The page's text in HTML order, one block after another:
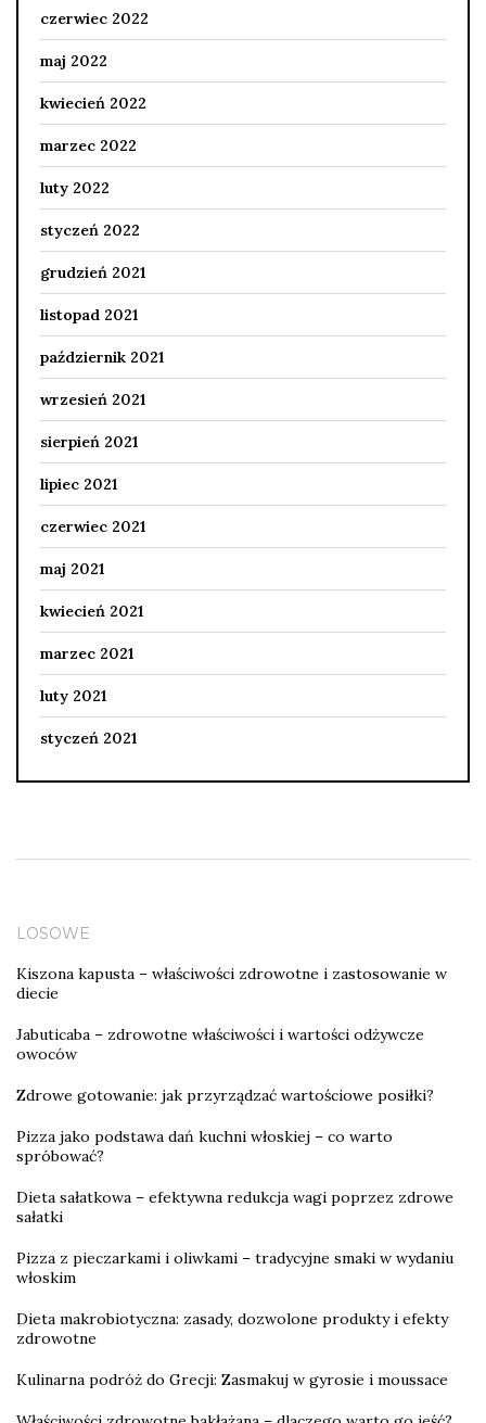
czerwiec 2022
maj 2022
kwiecień 2022
marzec 2022
luty 2022
styczeń 2022
grudzień 2021
listopad 2021
październik 2021
wrzesień 2021
sierpień 2021
lipiec 2021
czerwiec 2021
maj 2021
kwiecień 2021
marzec 2021
luty 2021
styczeń 2021
LOSOWE
Kiszona kapusta – właściwości zdrowotne i zastosowanie w
diecie
Jabuticaba – zdrowotne właściwości i wartości odżywcze
owoców
Zdrowe gotowanie: jak przyrządzać wartościowe posiłki?
Pizza jako podstawa dań kuchni włoskiej – co warto
spróbować?
Dieta sałatkowa – efektywna redukcja wagi poprzez zdrowe
sałatki
Pizza z pieczarkami i oliwkami – tradycyjne smaki w wydaniu
włoskim
Dieta makrobiotyczna: zasady, dozwolone produkty i efekty
zdrowotne
Kulinarna podróż do Grecji: Zasmakuj w gyrosie i moussace